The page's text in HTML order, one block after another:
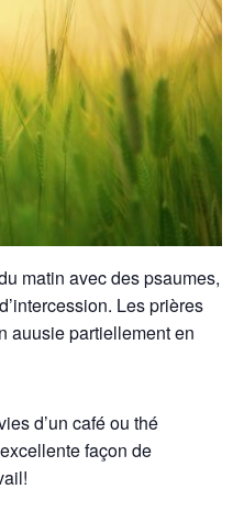
matin avec des psaumes,
Les prières
auusie partiellement en
d’un café ou thé
façon de